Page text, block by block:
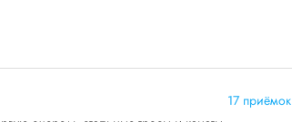
17 приёмок